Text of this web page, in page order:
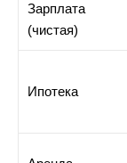
Зарплата
(чистая)
Ипотека